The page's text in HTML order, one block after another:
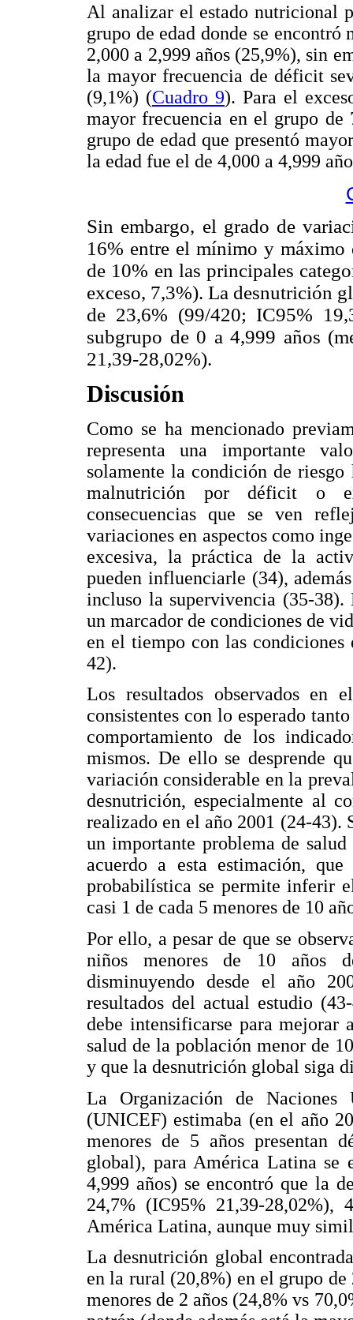
Al analizar el estado nutricional
grupo de edad donde se
2,000 a 2,999 años (25,9%), sin
la mayor frecuencia de déficit
(9,1%) (Cuadro 9). Para el
mayor frecuencia en el grupo de
grupo de edad que presentó
la edad fue el de 4,000 a 4,999
Sin embargo, el grado de
16% entre el mínimo y máximo
de 10% en las principales
exceso, 7,3%). La desnutrición
de 23,6% (99/420; IC95%
subgrupo de 0 a 4,999 años
21,39-28,02%).
Discusión
Como se ha mencionado
representa una importante
solamente la condición de
malnutrición por déficit o
consecuencias que se ven
variaciones en aspectos como
excesiva, la práctica de la
pueden influenciarle (34),
incluso la supervivencia (35-
un marcador de condiciones de
en el tiempo con las
42).
Los resultados observados en
consistentes con lo esperado
comportamiento de los
mismos. De ello se desprende
variación considerable en la
desnutrición, especialmente al
realizado en el año 2001 (24-43).
un importante problema de
acuerdo a esta estimación,
probabilística se permite inferir
casi 1 de cada 5 menores de 10
Por ello, a pesar de que se
niños menores de 10 años
disminuyendo desde el año
resultados del actual estudio
debe intensificarse para mejorar
salud de la población menor de
y que la desnutrición global siga
La Organización de
(UNICEF) estimaba (en el año
menores de 5 años presentan
global), para América Latina se
4,999 años) se encontró que la
24,7% (IC95% 21,39-
América Latina, aunque muy
La desnutrición global
en la rural (20,8%) en el grupo
menores de 2 años (24,8% vs